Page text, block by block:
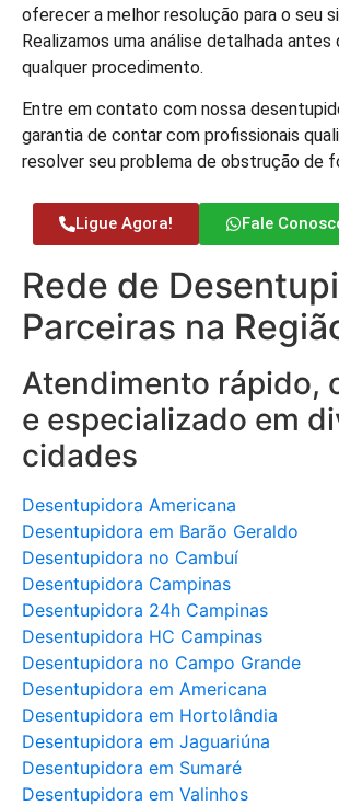
oferecer a melhor resolução para o seu
Realizamos uma análise detalhada antes
qualquer procedimento.
Entre em contato com nossa
garantia de contar com profissionais
resolver seu problema de obstrução de
Ligue Agora! Fale
Rede de
Parceiras na
Atendimento rápido,
e especializado em
cidades
Desentupidora Americana
Desentupidora em Barão Geraldo
Desentupidora no Cambuí
Desentupidora Campinas
Desentupidora 24h Campinas
Desentupidora HC Campinas
Desentupidora no Campo Grande
Desentupidora em Americana
Desentupidora em Hortolândia
Desentupidora em Jaguariúna
Desentupidora em Sumaré
Desentupidora em Valinhos